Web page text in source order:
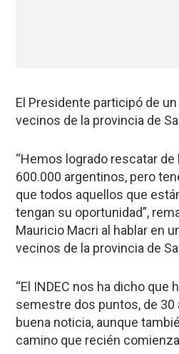
El Presidente participó de
vecinos de la provincia de
“Hemos logrado rescatar de
600.000 argentinos, pero
que todos aquellos que
tengan su oportunidad”,
Mauricio Macri al hablar en
vecinos de la provincia de
“El INDEC nos ha dicho que
semestre dos puntos, de 30
buena noticia, aunque
camino que recién